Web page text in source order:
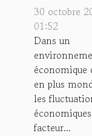
l'élan des
affaires
30 octobre
01:52
Dans un
économique
en plus
les
facteur...